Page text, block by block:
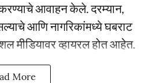
आवाहन केले. दरम्यान,
आणि नागरिकांमध्ये घबराट
मीडियावर व्हायरल होत आहेत.
More